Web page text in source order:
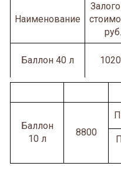
Наименование
руб.
Баллон 40 л
Баллон
10 л
8800